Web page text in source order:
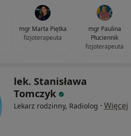
mgr Marta Piętka
fizjoterapeuta
mgr Paulina
Płuciennik
fizjoterapeuta
lek. Stanisława
Tomczyk
Lekarz rodzinny, Radiolog · Więcej